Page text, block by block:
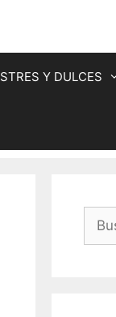
Y DULCES